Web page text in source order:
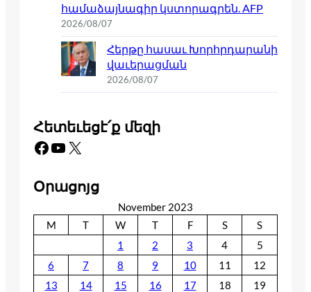
համաձայնագիր կստորագրեն. AFP
2026/08/07
Հերթը հասաւ Խորհրդարանի
վաւերացման
2026/08/07
Հետեւեցէ՛ք մեզի
Facebook YouTube X
Օրացոյց
November 2023
M
T W T F S
S
1
2 3 4
5
6
7 8 9 10 11
12
13
14 15 16 17 18
19